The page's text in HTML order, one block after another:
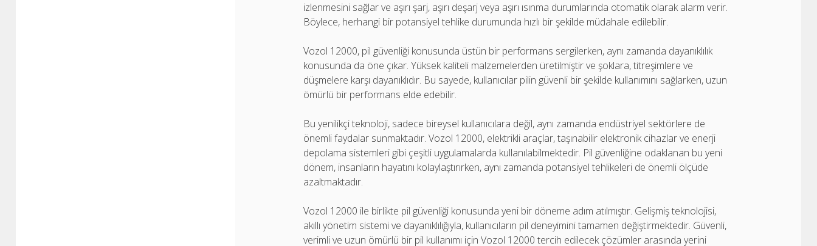
izlenmesini sağlar ve aşırı şarj, aşırı deşarj veya aşırı ısınma durumlarında otomatik olarak alarm verir.
Böylece, herhangi bir potansiyel tehlike durumunda hızlı bir şekilde müdahale edilebilir.
Vozol 12000, pil güvenliği konusunda üstün bir performans sergilerken, aynı zamanda dayanıklılık
konusunda da öne çıkar. Yüksek kaliteli malzemelerden üretilmiştir ve şoklara, titreşimlere ve
düşmelere karşı dayanıklıdır. Bu sayede, kullanıcılar pilin güvenli bir şekilde kullanımını sağlarken, uzun
ömürlü bir performans elde edebilir.
Bu yenilikçi teknoloji, sadece bireysel kullanıcılara değil, aynı zamanda endüstriyel sektörlere de
önemli faydalar sunmaktadır. Vozol 12000, elektrikli araçlar, taşınabilir elektronik cihazlar ve enerji
depolama sistemleri gibi çeşitli uygulamalarda kullanılabilmektedir. Pil güvenliğine odaklanan bu yeni
dönem, insanların hayatını kolaylaştırırken, aynı zamanda potansiyel tehlikeleri de önemli ölçüde
azaltmaktadır.
Vozol 12000 ile birlikte pil güvenliği konusunda yeni bir döneme adım atılmıştır. Gelişmiş teknolojisi,
akıllı yönetim sistemi ve dayanıklılığıyla, kullanıcıların pil deneyimini tamamen değiştirmektedir. Güvenli,
verimli ve uzun ömürlü bir pil kullanımı için Vozol 12000 tercih edilecek çözümler arasında yerini